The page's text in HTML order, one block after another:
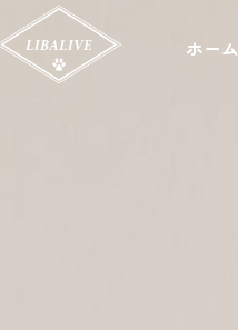
ホーム